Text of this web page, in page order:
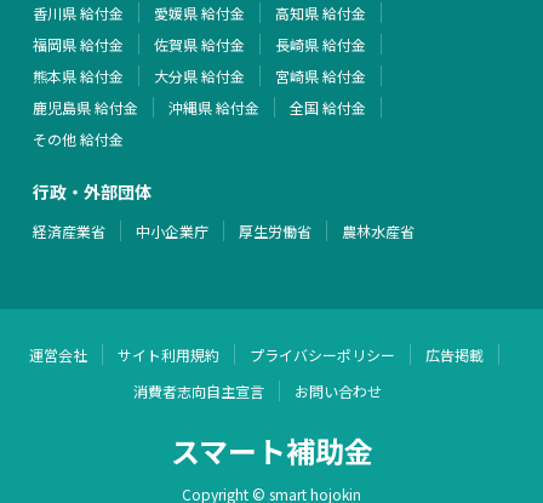
香川県 給付金
愛媛県 給付金
高知県 給付金
福岡県 給付金
佐賀県 給付金
長崎県 給付金
熊本県 給付金
大分県 給付金
宮崎県 給付金
鹿児島県 給付金
沖縄県 給付金
全国 給付金
その他 給付金
行政・外部団体
経済産業省 中小企業庁 厚生労働省 農林水産省
運営会社 サイト利用規約 プライバシーポリシー
広告掲載
消費者志向自主宣言
お問い合わせ
スマート補助金
Copyright © smart hojokin